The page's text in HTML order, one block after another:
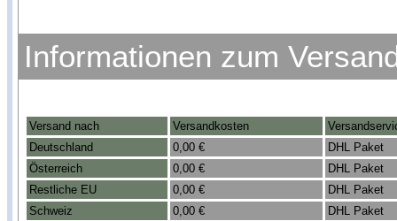
Informationen zum
Versand nach Versandkosten
Deutschland
0,00 €
DHL Paket
Österreich
0,00 €
DHL Paket
Restliche EU
0,00 €
DHL Paket
Schweiz
0,00 € DHL Paket